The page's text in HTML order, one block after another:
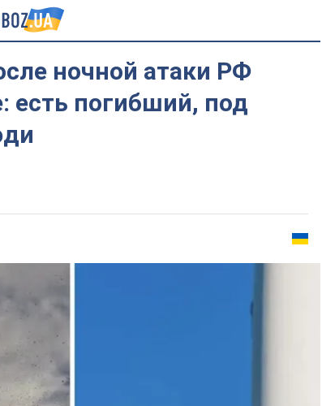
ночной атаки РФ
есть погибший, под